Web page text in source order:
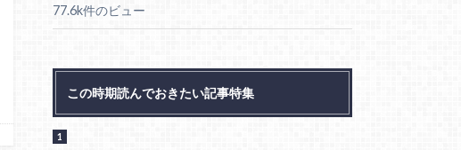
77.6k件のビュー
この時期読んでおきたい記事特集